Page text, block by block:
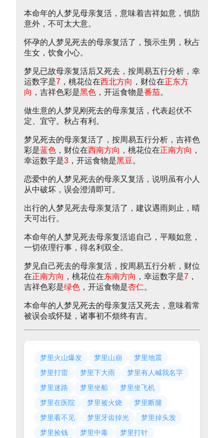
本命年的人梦见母亲复活，意味着吉祥如意，慎防
意外，不可太大意。
怀孕的人梦见死去的母亲复活了，预示生男，秋占
生女，饮食小心。
梦见已故母亲复活后又死去，按周易五行分析，幸
运数字是7 ，桃花位在西北方向 ，财位在正东方
向 ，吉祥色彩是黑色 ，开运食物是番茄。
做生意的人梦见刚死去的母亲复活，代表起伏不
定、宜守。秋占有利。
梦见死去的母亲复活了，按周易五行分析，吉祥色
彩是蓝色 ，财位在西南方向 ，桃花位在正南方向 ，
幸运数字是3 ，开运食物是黑豆。
恋爱中的人梦见死去的母亲又复活，说明虽有小人
从中破坏，误会澄清即可。
出行的人梦见死去母亲复活了，建议遇雨则止，晴
天可出行。
本命年的人梦见死去母亲复活追自己，平顺如意，
一切依理行事，得名利双全。
梦见自己死去的母亲复活，按周易五行分析，财位
在正南方向 ，桃花位在东南方向 ，幸运数字是7 ，
吉祥色彩是绿色 ，开运食物是杏仁。
本命年的人梦见死去的母亲复活又死去，意味着常
被误会或怀疑，诸事初不烦终有吉。
梦里火山爆发 梦里山崩
梦里地震
梦里打雷
梦里下大雨
梦里有人喊我名字
梦里迷路
梦里坐船
梦里坐飞机
梦里在医院
梦里被火烧
梦里断腿
梦里看不见
梦里牙齿掉光
梦里掉头发
梦里捡钱
梦里中毒 梦里打针